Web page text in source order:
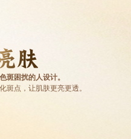
肤
斑困扰的人设计。
斑点，让肌肤更亮更透。